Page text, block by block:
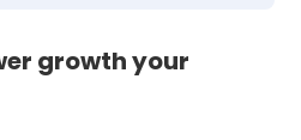
growth your